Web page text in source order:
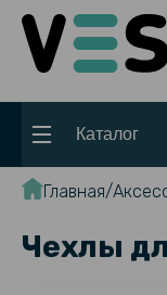
Каталог
Главная
Чехлы